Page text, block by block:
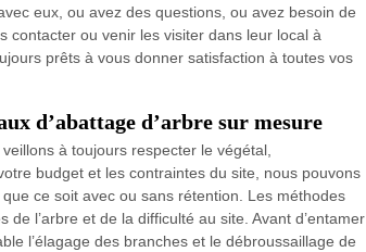
eux, ou avez des questions, ou avez besoin de
contacter ou venir les visiter dans leur local à
prêts à vous donner satisfaction à toutes vos
d’abattage d’arbre sur mesure
à toujours respecter le végétal,
budget et les contraintes du site, nous pouvons
ce soit avec ou sans rétention. Les méthodes
l’arbre et de la difficulté au site. Avant d’entamer
l’élagage des branches et le débroussaillage de